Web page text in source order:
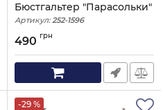
Бюстгальтер "Парасольки"
Артикул: 252-1596
490 грн
-29 %